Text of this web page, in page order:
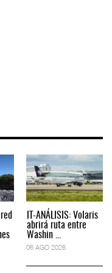
IT-ANÁLISIS: Volaris
abrirá ruta entre
Washin ...
06 AGO 2026